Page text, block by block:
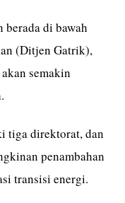
di bawah
(Ditjen Gatrik),
semakin
tiga direktorat, dan
penambahan
transisi energi.